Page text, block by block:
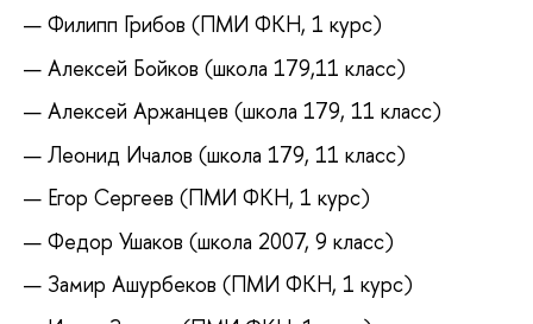
Филипп Грибов (ПМИ ФКН, 1 курс)
Алексей Бойков (школа 179,11 класс)
Алексей Аржанцев (школа 179, 11 класс)
Леонид Ичалов (школа 179, 11 класс)
Егор Сергеев (ПМИ ФКН, 1 курс)
Федор Ушаков (школа 2007, 9 класс)
Замир Ашурбеков (ПМИ ФКН, 1 курс)